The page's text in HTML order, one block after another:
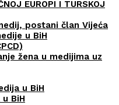
EUROPI I TURSKOJ
postani član Vijeća
u BiH
žena u medijima uz
u BiH
BiH